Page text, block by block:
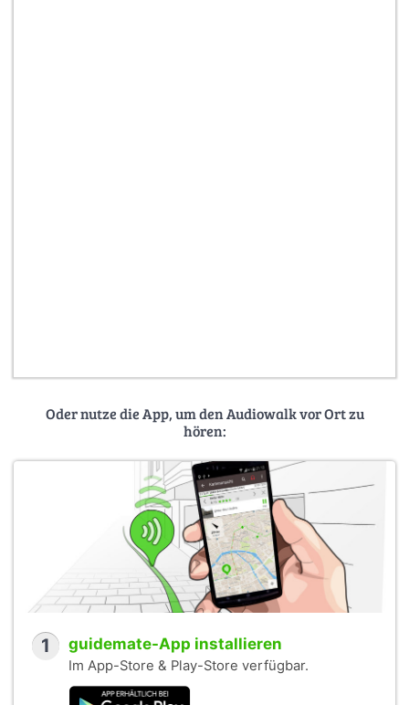
Oder nutze die App, um den Audiowalk vor Ort zu
hören:
1 guidemate-App installieren
Im App-Store & Play-Store verfügbar.